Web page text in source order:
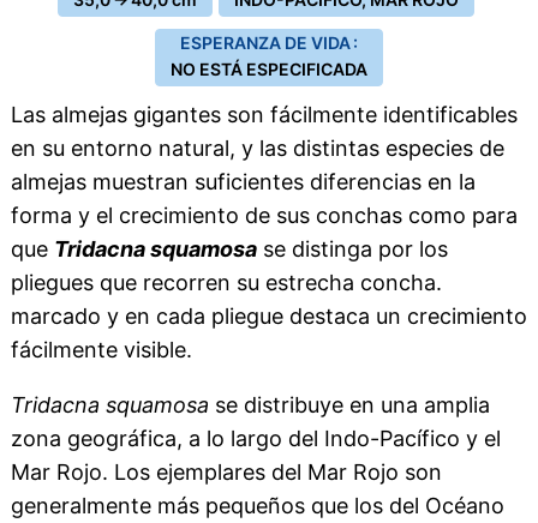
ESPERANZA DE VIDA :
NO ESTÁ ESPECIFICADA
Las almejas gigantes son fácilmente identificables
en su entorno natural, y las distintas especies de
almejas muestran suficientes diferencias en la
forma y el crecimiento de sus conchas como para
que Tridacna squamosase distinga por los
pliegues que recorren su estrecha concha.
marcado y en cada pliegue destaca un crecimiento
fácilmente visible.
Tridacna squamosa se distribuye en una amplia
zona geográfica, a lo largo del Indo-Pacífico y el
Mar Rojo. Los ejemplares del Mar Rojo son
generalmente más pequeños que los del Océano